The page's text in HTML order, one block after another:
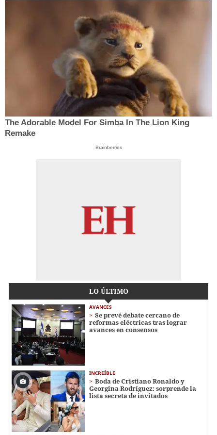
The Adorable Model For Simba In The Lion King
Remake
Brainberries
LO ÚLTIMO
AVANCES
Se prevé debate cercano de
reformas eléctricas tras lograr
avances en consensos
INCREÍBLE
Boda de Cristiano Ronaldo y
Georgina Rodríguez: sorprende la
lista secreta de invitados